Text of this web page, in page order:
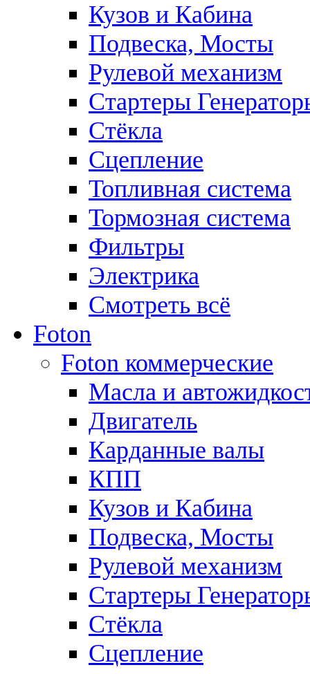
Кузов и Кабина
Подвеска, Мосты
Рулевой механизм
Стартеры
Стёкла
Сцепление
Топливная система
Тормозная система
Фильтры
Электрика
Смотреть всё
Foton
Foton коммерческие
Масла и
Двигатель
Карданные валы
КПП
Кузов и Кабина
Подвеска, Мосты
Рулевой механизм
Стартеры
Стёкла
Сцепление